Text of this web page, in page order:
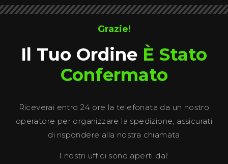
Grazie!
Il Tuo Ordine È Stato
Confermato
Riceverai entro 24 ore la telefonata da un nostro
operatore per organizzare la spedizione, assicurati
di rispondere alla nostra chiamata
I nostri uffici sono aperti dal: